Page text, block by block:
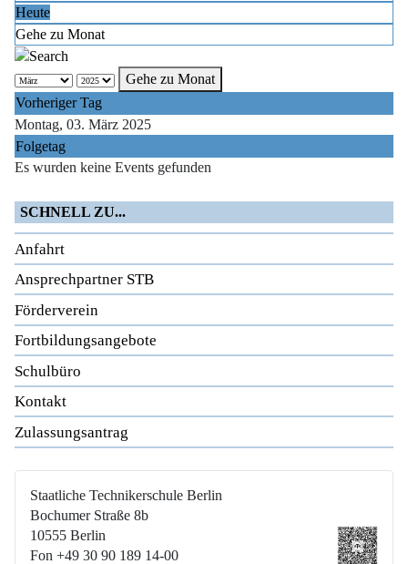
Heute
Gehe zu Monat
Gehe zu Monat
Vorheriger Tag
Montag, 03. März 2025
Folgetag
Es wurden keine Events gefunden
SCHNELL ZU...
Anfahrt
Ansprechpartner STB
Förderverein
Fortbildungsangebote
Schulbüro
Kontakt
Zulassungsantrag
Staatliche Technikerschule Berlin
Bochumer Straße 8b
10555 Berlin
Fon +49 30 90 189 14-00